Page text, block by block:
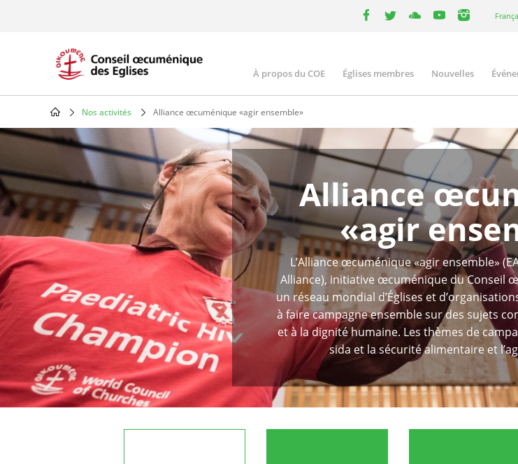
your
Main
navigation
À propos du COE Églises membres Nouvelles
Breadcrumb
Nos activités Alliance œcuménique «agir ensemble»
Alliance
«agir
L’Alliance œcuménique «agir ensemble»
Alliance), initiative œcuménique du Conseil
un réseau mondial d’Églises et
à faire campagne ensemble sur des sujets
et à la dignité humaine. Les thèmes de
sida et la sécurité alimentaire et